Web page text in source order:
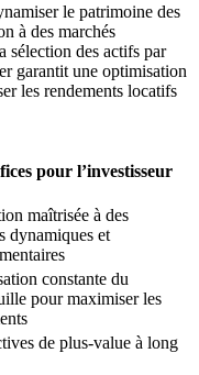
le patrimoine des
à des marchés
sélection des actifs par
garantit une optimisation
les rendements locatifs
pour l’investisseur
maîtrisée à des
dynamiques et
constante du
pour maximiser les
de plus-value à long